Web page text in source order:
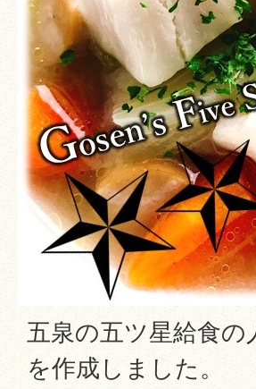
五泉の五ツ星給食
を作成しました。